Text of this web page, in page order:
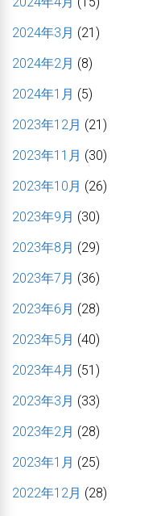
2024年3月 (21)
2024年2月 (8)
2024年1月 (5)
2023年12月 (21)
2023年11月 (30)
2023年10月 (26)
2023年9月 (30)
2023年8月 (29)
2023年7月 (36)
2023年6月 (28)
2023年5月 (40)
2023年4月 (51)
2023年3月 (33)
2023年2月 (28)
2023年1月 (25)
2022年12月 (28)